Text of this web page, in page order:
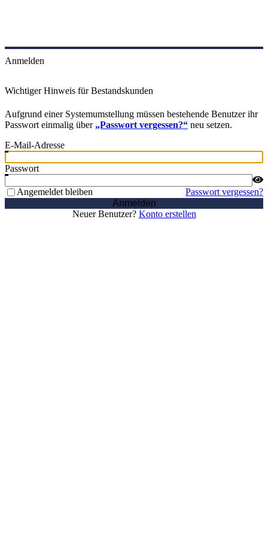
Anmelden
Wichtiger Hinweis für Bestandskunden
Aufgrund einer Systemumstellung müssen bestehende Benutzer ihr
Passwort einmalig über „Passwort vergessen?“ neu setzen.
E-Mail-Adresse
Passwort
Angemeldet bleiben
Passwort vergessen?
Anmelden
Neuer Benutzer? Konto erstellen